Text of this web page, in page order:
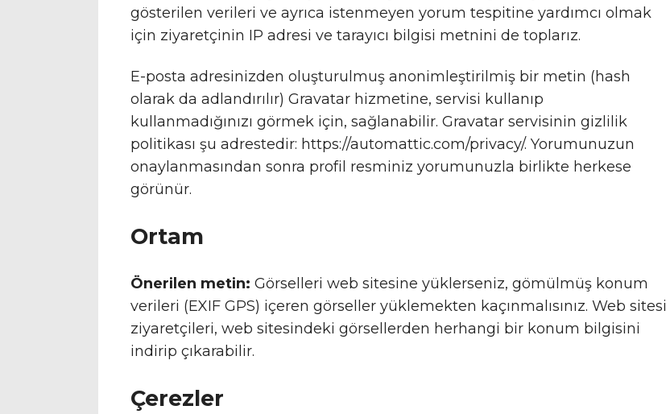
gösterilen verileri ve ayrıca istenmeyen yorum tespitine yardımcı olmak
için ziyaretçinin IP adresi ve tarayıcı bilgisi metnini de toplarız.
E-posta adresinizden oluşturulmuş anonimleştirilmiş bir metin (hash
olarak da adlandırılır) Gravatar hizmetine, servisi kullanıp
kullanmadığınızı görmek için, sağlanabilir. Gravatar servisinin gizlilik
politikası şu adrestedir: https://automattic.com/privacy/. Yorumunuzun
onaylanmasından sonra profil resminiz yorumunuzla birlikte herkese
görünür.
Ortam
Önerilen metin: Görselleri web sitesine yüklerseniz, gömülmüş konum
verileri (EXIF GPS) içeren görseller yüklemekten kaçınmalısınız. Web sitesi
ziyaretçileri, web sitesindeki görsellerden herhangi bir konum bilgisini
indirip çıkarabilir.
Çerezler